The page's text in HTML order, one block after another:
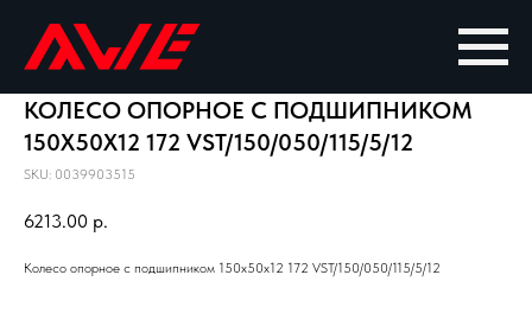
КОЛЕСО ОПОРНОЕ С ПОДШИПНИКОМ
150X50X12 172 VST/150/050/115/5/12
SKU: 0039903515
6213.00 р.
Колесо опорное с подшипником 150x50x12 172 VST/150/050/115/5/12